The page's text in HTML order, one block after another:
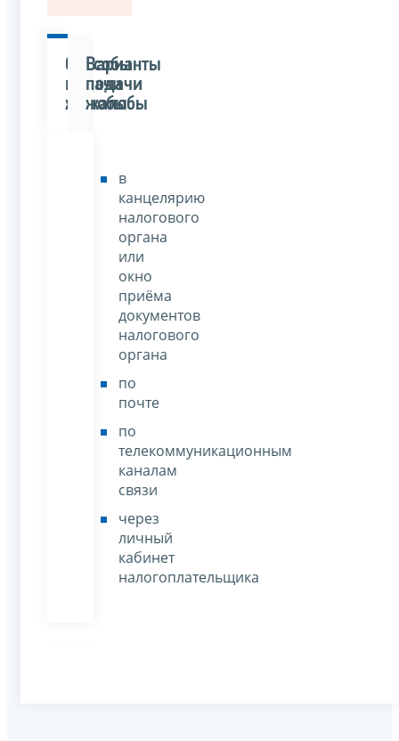
Способы
подачи
жалобы
Варианты
подачи
жалобы
в
канцелярию
налогового
органа
или
окно
приёма
документов
налогового
органа
по
почте
по
телекоммуникационным
каналам
связи
через
личный
кабинет
налогоплательщика